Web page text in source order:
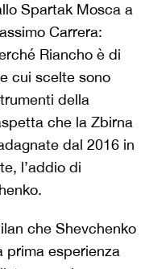
Spartak Mosca a
Carrera:
Riancho è di
cui scelte sono
della
che la Zbirna
dal 2016 in
l’addio di
che Shevchenko
prima esperienza